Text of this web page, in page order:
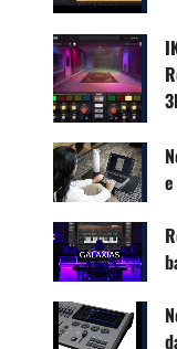
Receba novas
WhatsApp e
Para começar,
tutoriais e
produção de